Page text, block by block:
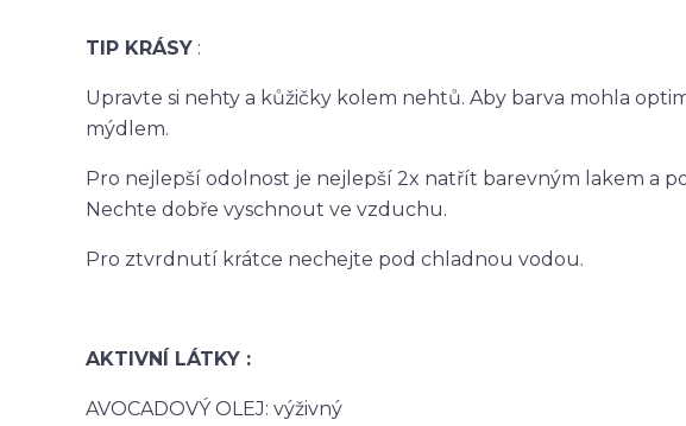
TIP KRÁSY :
Upravte si nehty a kůžičky kolem nehtů. Aby barva mohla
mýdlem.
Pro nejlepší odolnost je nejlepší 2x natřít barevným lakem a
Nechte dobře vyschnout ve vzduchu.
Pro ztvrdnutí krátce nechejte pod chladnou vodou.
AKTIVNÍ LÁTKY :
AVOCADOVÝ OLEJ: výživný